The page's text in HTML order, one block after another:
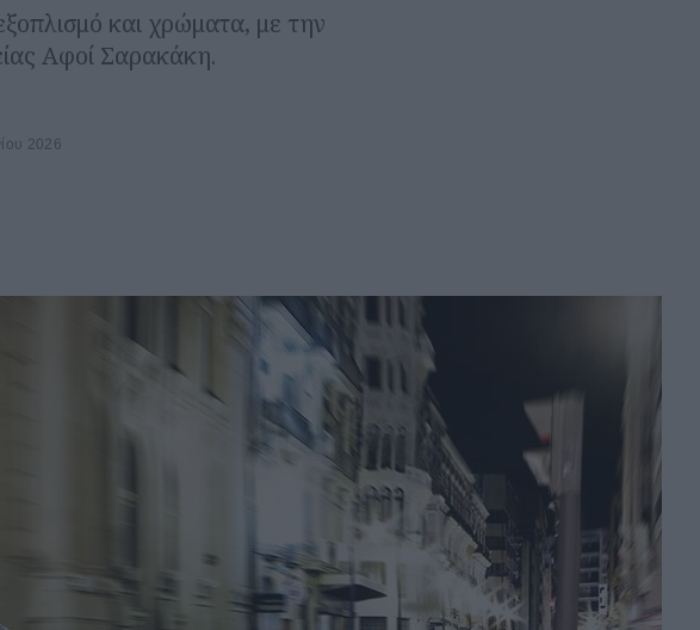
και χρώματα, με την
Αφοί Σαρακάκη.
2026